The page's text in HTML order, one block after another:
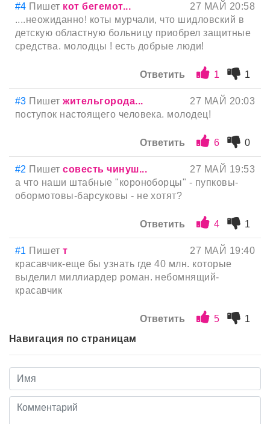
#4 Пишет кот бегемот...
27 МАЙ 20:58
....неожиданно! коты мурчали, что шидловский в
детскую областную больницу приобрел защитные
средства. молодцы ! есть добрые люди!
Ответить 1 1
#3 Пишетжительгорода...
27 МАЙ 20:03
поступок настоящего человека. молодец!
Ответить 6 0
#2 Пишетсовесть чинуш...
27 МАЙ 19:53
а что наши штабные "короноборцы" - пупковы-
обормотовы-барсуковы - не хотят?
Ответить 4 1
#1 Пишетт
27 МАЙ 19:40
красавчик-еще бы узнать где 40 млн. которые
выделил миллиардер роман. небомнящий-
красавчик
Ответить 5
1
Навигация по страницам